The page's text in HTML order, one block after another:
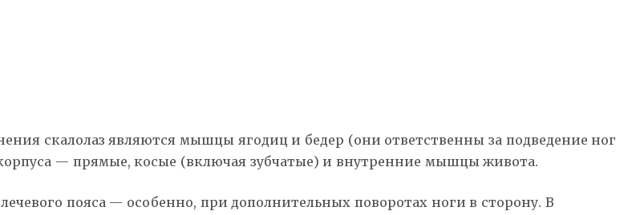
скалолаз являются мышцы ягодиц и бедер (они ответственны за подведение ног
— прямые, косые (включая зубчатые) и внутренние мышцы живота.
пояса — особенно, при дополнительных поворотах ноги в сторону. В